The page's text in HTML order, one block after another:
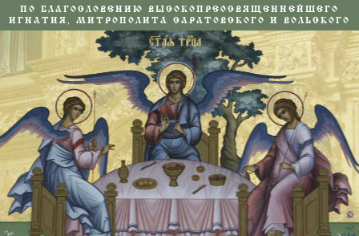
ПО БЛАГОСЛОВЕНИЮ ВЫСОКОПРЕОСВЯЩЕННЕЙШЕГО
ИГНАТИЯ, МИТРОПОЛИТА САРАТОВСКОГО И ВОЛЬСКОГО